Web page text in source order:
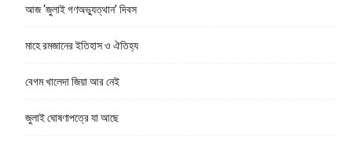
আজ ‘জুলাই গণঅভ্যুত্থান’ দিবস
মাহে রমজানের ইতিহাস ও ঐতিহ্য
বেগম খালেদা জিয়া আর নেই
জুলাই ঘোষণাপত্রে যা আছে